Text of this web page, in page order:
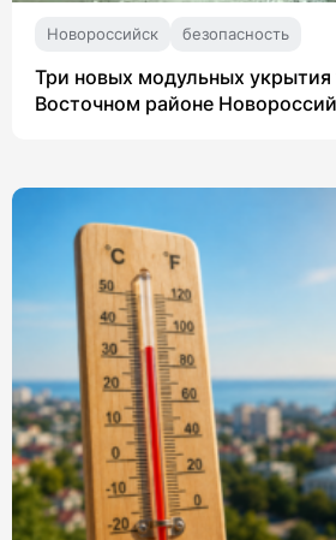
Новороссийск безопасность
Три новых модульных укрытия
Восточном районе